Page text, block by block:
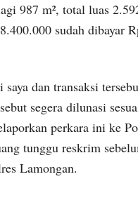
987 m², total luas
sudah dibayar
dan transaksi
segera dilunasi
perkara ini ke
tunggu reskrim
Lamongan.